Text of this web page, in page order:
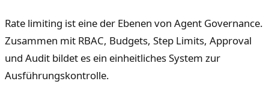
Rate limiting ist eine der Ebenen von Agent Governance.
Zusammen mit RBAC, Budgets, Step Limits, Approval
und Audit bildet es ein einheitliches System zur
Ausführungskontrolle.